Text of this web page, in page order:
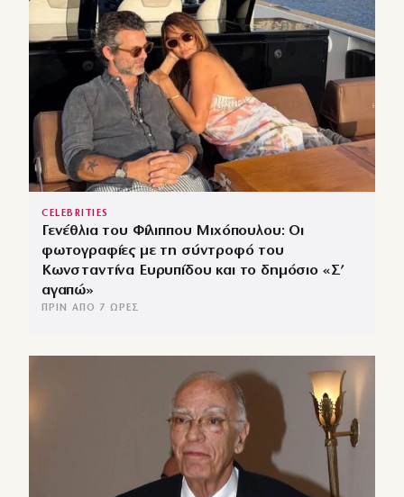
CELEBRITIES
Γενέθλια του Φίλιππου Μιχόπουλου: Οι
φωτογραφίες με τη σύντροφό του
Κωνσταντίνα Ευρυπίδου και το δημόσιο «Σ’
αγαπώ»
ΠΡΙΝ ΑΠΌ 7 ΏΡΕΣ